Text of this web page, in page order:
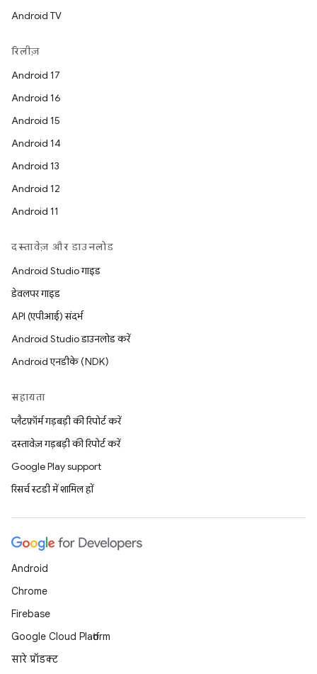
Android TV
रिलीज़
Android 17
Android 16
Android 15
Android 14
Android 13
Android 12
Android 11
दस्तावेज़ और डाउनलोड
Android Studio गाइड
डेवलपर गाइड
API (एपीआई) संदर्भ
Android Studio डाउनलोड करें
Android एनडीके (NDK)
सहायता
प्लैटफ़ॉर्म गड़बड़ी की रिपोर्ट करें
दस्तावेज़ गड़बड़ी की रिपोर्ट करें
Google Play support
रिसर्च स्टडी में शामिल हों
Android
Chrome
Firebase
Google Cloud Platform
सारे प्रॉडक्ट